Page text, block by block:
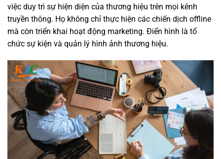
việc duy trì sự hiện diện của thương hiệu trên mọi kênh
truyền thông. Họ không chỉ thực hiện các chiến dịch offline
mà còn triển khai hoạt động marketing. Điển hình là tổ
chức sự kiện và quản lý hình ảnh thương hiệu.